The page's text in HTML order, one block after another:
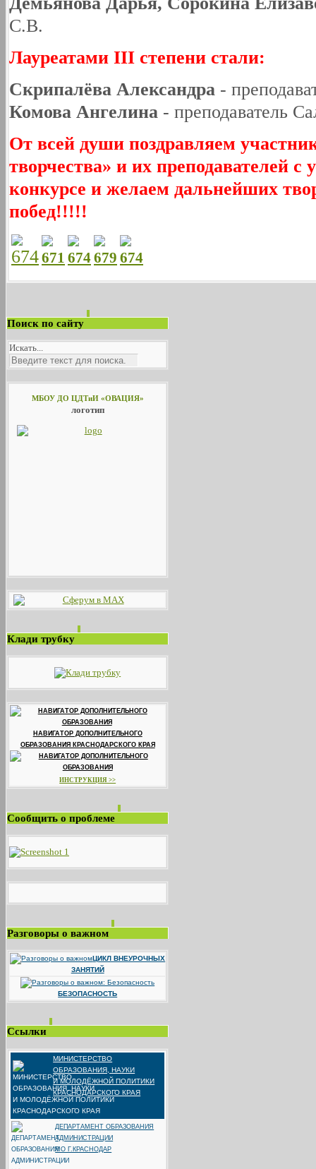
С.В.
Лауреатами III степени стали:
Скрипалёва Александра -
Комова Ангелина - преподаватель
От всей души поздравляем
творчества» и их преподавателей
конкурсе и желаем дальнейших
побед!!!!!
Поиск по сайту
Искать...
МБОУ ДО ЦДТиИ «ОВАЦИЯ»
логотип
Клади трубку
НАВИГАТОР ДОПОЛНИТЕЛЬНОГО
ОБРАЗОВАНИЯ КРАСНОДАРСКОГО КРАЯ
ИНСТРУКЦИЯ >>
Сообщить о проблеме
Разговоры о важном
ЦИКЛ ВНЕУРОЧНЫХ
ЗАНЯТИЙ
БЕЗОПАСНОСТЬ
Ссылки
МИНИСТЕРСТВО
ОБРАЗОВАНИЯ, НАУКИ
И МОЛОДЁЖНОЙ ПОЛИТИКИ
КРАСНОДАРСКОГО КРАЯ
ДЕПАРТАМЕНТ ОБРАЗОВАНИЯ
АДМИНИСТРАЦИИ
МО Г.КРАСНОДАР